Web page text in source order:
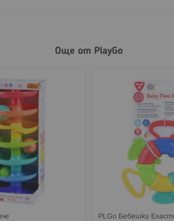
Още от PlayGo
PLGo Бебешки